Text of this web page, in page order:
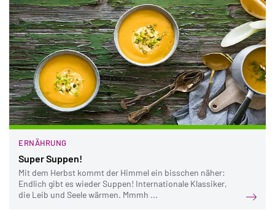
ERNÄHRUNG
Super Suppen!
Mit dem Herbst kommt der Himmel ein bisschen näher:
Endlich gibt es wieder Suppen! Internationale Klassiker,
die Leib und Seele wärmen. Mmmh ...